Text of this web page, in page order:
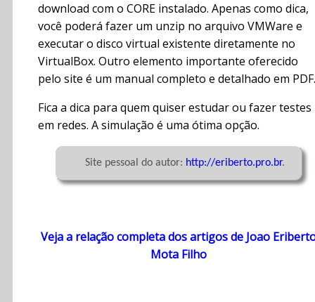
download com o CORE instalado. Apenas como dica,
você poderá fazer um unzip no arquivo VMWare e
executar o disco virtual existente diretamente no
VirtualBox. Outro elemento importante oferecido
pelo site é um manual completo e detalhado em PDF.
Fica a dica para quem quiser estudar ou fazer testes
em redes. A simulação é uma ótima opção.
	Site pessoal do autor:
http://eriberto.pro.br.
Veja a relação completa dos artigos de Joao
Mota Filho